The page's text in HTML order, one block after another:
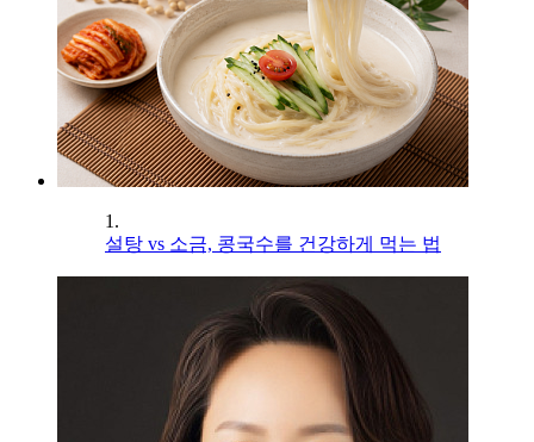
1.
설탕 vs 소금, 콩국수를 건강하게 먹는 법